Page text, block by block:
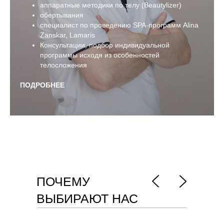
аппаратные методики по телу (Beautylizer)
обертывания
специалист по проведению SPA-программ Alina
Zanskar, Lamaris
Консультации, подбор индивидуальной
программы исходя из особенностей
телосложения
ПОДРОБНЕЕ
ПОЧЕМУ
ВЫБИРАЮТ НАС